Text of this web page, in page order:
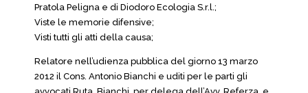
Pratola Peligna e di Diodoro Ecologia S.r.l.;
Viste le memorie difensive;
Visti tutti gli atti della causa;
Relatore nell’udienza pubblica del giorno 13 marzo
2012 il Cons. Antonio Bianchi e uditi per le parti gli